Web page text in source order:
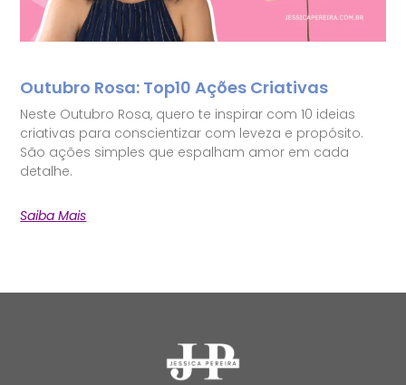
Outubro Rosa: Top10 Ações Criativas
Neste Outubro Rosa, quero te inspirar com 10 ideias
criativas para conscientizar com leveza e propósito.
São ações simples que espalham amor em cada
detalhe.
Saiba Mais